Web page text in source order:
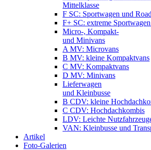
Mittelklasse
F SC: Sportwagen und
F+ SC: extreme
Micro-, Kompakt-
und Minivans
A MV: Microvans
B MV: kleine Kompaktvans
C MV: Kompaktvans
D MV: Minivans
Lieferwagen
und Kleinbusse
B CDV: kleine
C CDV: Hochdachkombis
LDV: Leichte
VAN: Kleinbusse und
Artikel
Foto-Galerien